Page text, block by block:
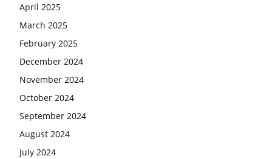
April 2025
March 2025
February 2025
December 2024
November 2024
October 2024
September 2024
August 2024
July 2024